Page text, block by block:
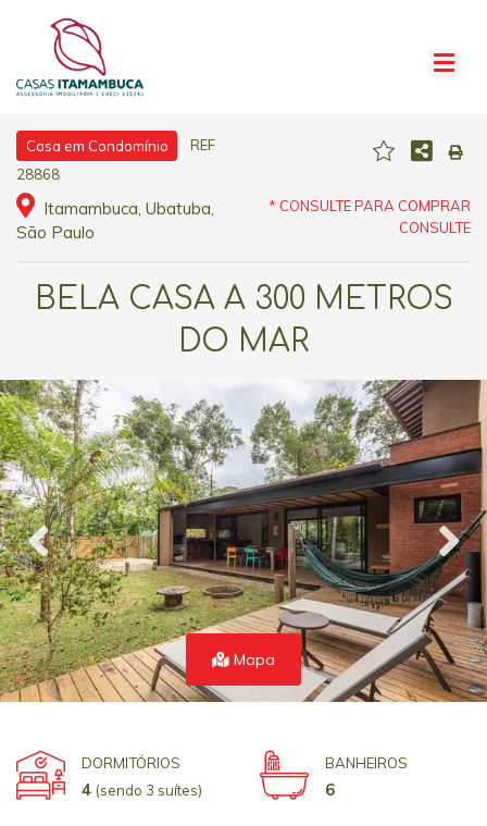
Casa em Condomínio
REF
28868
Itamambuca, Ubatuba,
São Paulo
* CONSULTE PARA COMPRAR
CONSULTE
BELA CASA A 300 METROS
DO MAR
Mapa
DORMITÓRIOS
4 (sendo 3 suítes)
BANHEIROS
6